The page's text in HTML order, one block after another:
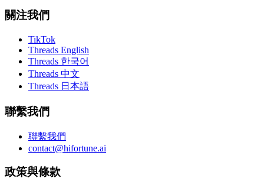
關注我們
TikTok
Threads English
Threads 한국어
Threads 中文
Threads 日本語
聯繫我們
聯繫我們
contact@hifortune.ai
政策與條款